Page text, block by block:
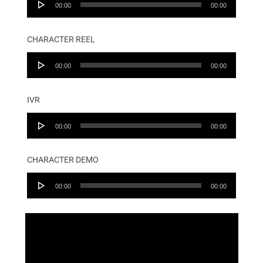
00:00 00:00
CHARACTER REEL
Audio
00:00 00:00
IVR
Audio
00:00 00:00
CHARACTER DEMO
Audio
00:00 00:00